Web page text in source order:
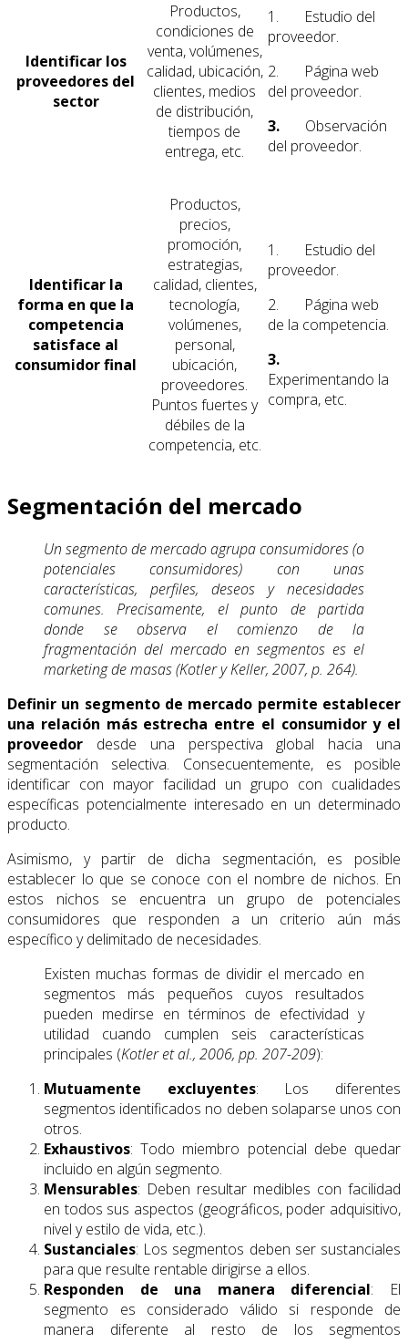
Identificar los
proveedores del
sector
Productos,
condiciones de
venta, volúmenes,
calidad, ubicación,
clientes, medios
de distribución,
tiempos de
entrega, etc.
1. Estudio del
proveedor.
2. Página web
del proveedor.
3. Observación
del proveedor.
Identificar la
forma en que la
competencia
satisface al
consumidor final
Productos,
precios,
promoción,
estrategias,
calidad, clientes,
tecnología,
volúmenes,
personal,
ubicación,
proveedores.
Puntos fuertes y
débiles de la
competencia, etc.
1. Estudio del
proveedor.
2. Página web
de la competencia.
3.
Experimentando la
compra, etc.
Segmentación del mercado
Un segmento de mercado agrupa consumidores (o
potenciales consumidores) con unas
características, perfiles, deseos y necesidades
comunes. Precisamente, el punto de partida
donde se observa el comienzo de la
fragmentación del mercado en segmentos es el
marketing de masas (Kotler y Keller, 2007, p. 264).
Definir un segmento de mercado permite establecer
una relación más estrecha entre el consumidor y el
proveedor desde una perspectiva global hacia una
segmentación selectiva. Consecuentemente, es posible
identificar con mayor facilidad un grupo con cualidades
específicas potencialmente interesado en un determinado
producto.
Asimismo, y partir de dicha segmentación, es posible
establecer lo que se conoce con el nombre de nichos. En
estos nichos se encuentra un grupo de potenciales
consumidores que responden a un criterio aún más
específico y delimitado de necesidades.
Existen muchas formas de dividir el mercado en
segmentos más pequeños cuyos resultados
pueden medirse en términos de efectividad y
utilidad cuando cumplen seis características
principales (Kotler et al., 2006, pp. 207-209):
Mutuamente excluyentes: Los diferentes
segmentos identificados no deben solaparse unos con
otros.
Exhaustivos: Todo miembro potencial debe quedar
incluido en algún segmento.
Mensurables: Deben resultar medibles con facilidad
en todos sus aspectos (geográficos, poder adquisitivo,
nivel y estilo de vida, etc.).
Sustanciales: Los segmentos deben ser sustanciales
para que resulte rentable dirigirse a ellos.
Responden de una manera diferencial: El
segmento es considerado válido si responde de
manera diferente al resto de los segmentos